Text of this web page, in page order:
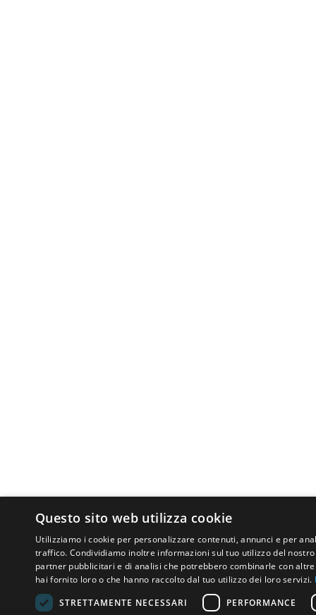
Questo sito web utilizza cookie
Utilizziamo i cookie per personalizzare contenuti, annunci e per
traffico. Condividiamo inoltre informazioni sul tuo utilizzo del
partner pubblicitari e di analisi che potrebbero combinarle con
hai fornito loro o che hanno raccolto dal tuo utilizzo dei loro servizi.
STRETTAMENTE NECESSARI
PERFORMANCE